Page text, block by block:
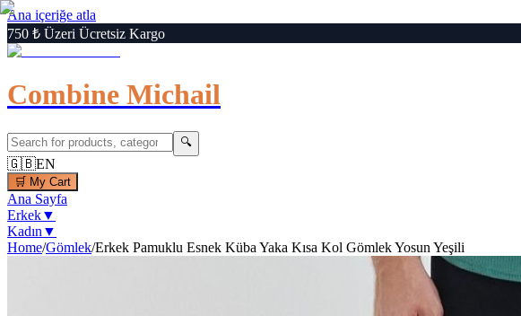
Ana içeriğe atla
750 ₺ Üzeri Ücretsiz Kargo
Combine Michail
🔍
🇬🇧EN
🛒 My Cart
Ana Sayfa
Erkek▼
Kadın ▼
Home/Gömlek/Erkek Pamuklu Esnek Küba Yaka Kısa Kol Gömlek Yosun Yeşili